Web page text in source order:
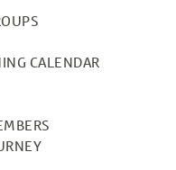
CALENDAR